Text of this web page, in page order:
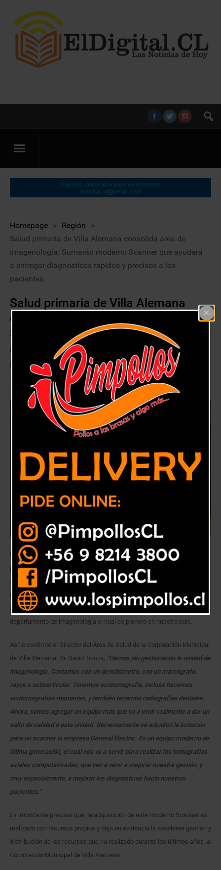
Homepage > Región
>
Salud primaria de Villa Alemana consolida área de
imagenología: Sumarán moderno Scanner que ayudará
a entregar diagnósticos rápidos y precisos a los
pacientes
Salud primaria de Villa Alemana
consolida área de imagenología:
Sumarán moderno Scanner que
ayudará a entregar diagnósticos
rápidos y precisos a los pacientes
12 abril, 2021 Región
Una vez más Villa Alemana va un paso adelante en materia de salud
primaria. Un moderno scanner comenzará a operar en las próximas
semanas, entregando diagnósticos más precisos y rápidos a todos los
usuarios de los centros de salud de la comuna. Este moderno equipo
será instalado en el CESFAM Villa Alemana, consolidando así el
departamento de imagenología el cual es pionero en nuestro país.
Así lo confirmó el Director del Área de Salud de la Corporación Municipal
de Villa Alemana, Dr. David Toloza,
“Hemos ido gestionando la unidad de
imagenología. Contamos con un densitómetro, con un mamógrafo,
rayos x ostioarticular. Tenemos ecotomografía, incluso hacemos
ecotomografías mamarías, y también tenemos radiografías dentales.
Ahora, vamos agregar un equipo más que va a venir realmente a dar un
salto de calidad a esta unidad. Recientemente se adjudicó la licitación
para un scanner la empresa General Electric. Es un equipo moderno de
última generación, el cual nos va a servir para realizar las tomografías
axiales computarizadas, que van a venir a mejorar nuestra gestión, y
muy especialmente, a mejorar los diagnósticos hacia nuestros
pacientes.”
Es importante precisar que, la adquisición de este moderno Scanner es
realizado con recursos propios y deja en evidencia la excelente gestión y
distribución de los recursos que ha realizado durante los últimos años la
Corporación Municipal de Villa Alemana.